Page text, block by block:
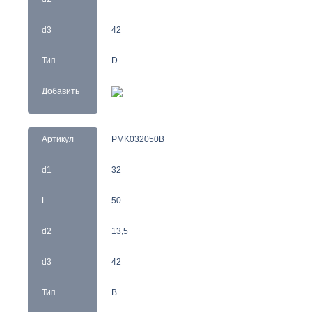
d3
Тип
Добавить
42
D
Артикул
d1
L
d2
d3
Тип
PMK032050B
32
50
13,5
42
B